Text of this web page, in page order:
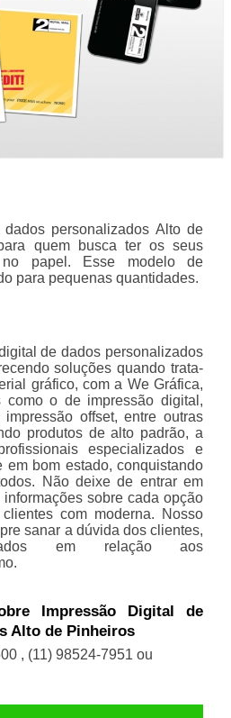
personalizados Alto de
quem busca ter os seus
no papel. Esse modelo de
para pequenas quantidades.
de dados personalizados
soluções quando trata-
gráfico, com a We Gráfica,
como o de impressão digital,
offset, entre outras
produtos de alto padrão, a
especializados e
em bom estado, conquistando
Não deixe de entrar em
sobre cada opção
com moderna. Nosso
sanar a dúvida dos clientes,
em relação aos
Impressão Digital de
Alto de Pinheiros
, (11) 98524-7951 ou